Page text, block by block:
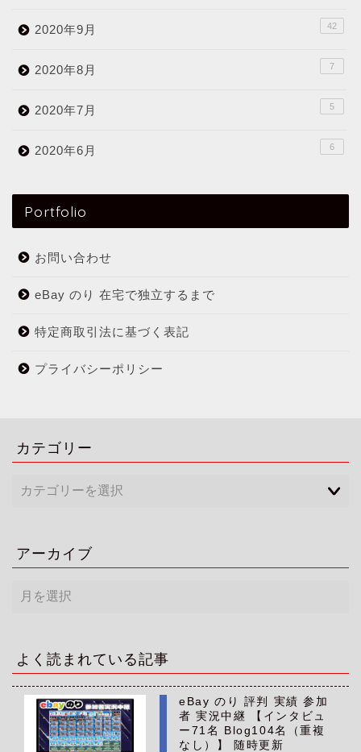
2020年9月 42
2020年8月 7
2020年7月 5
2020年6月 6
Portfolio
お問い合わせ
eBay のり 在宅で独立するまで
特定商取引法に基づく表記
プライバシーポリシー
カテゴリー
アーカイブ
ー
ブ
よく読まれている記事
eBay のり 評判 実績 参加
者 実況中継 【インタビュ
ー71名 Blog104名（重複
なし）】 随時更新